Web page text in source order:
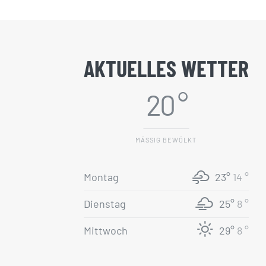
AKTUELLES WETTER
20 °
MÄSSIG BEWÖLKT
Montag 23° 14 °
Dienstag 25° 8 °
Mittwoch 29° 8 °